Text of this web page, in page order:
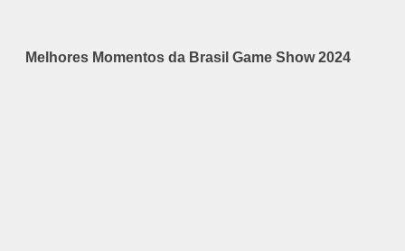
Melhores Momentos da Brasil Game Show 2024